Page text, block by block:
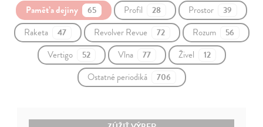
Paměť a dejiny 65 Profil 28 Prostor 39
Raketa 47 Revolver Revue 72 Rozum 56
Vertigo 52 Vlna 77 Živel 12
Ostatné periodiká 706